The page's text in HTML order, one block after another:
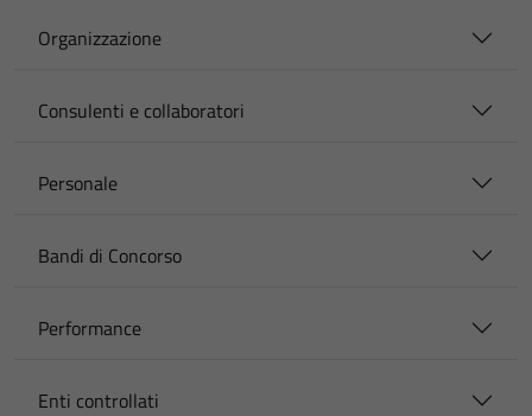
Organizzazione
Consulenti e collaboratori
Personale
Bandi di Concorso
Performance
Enti controllati